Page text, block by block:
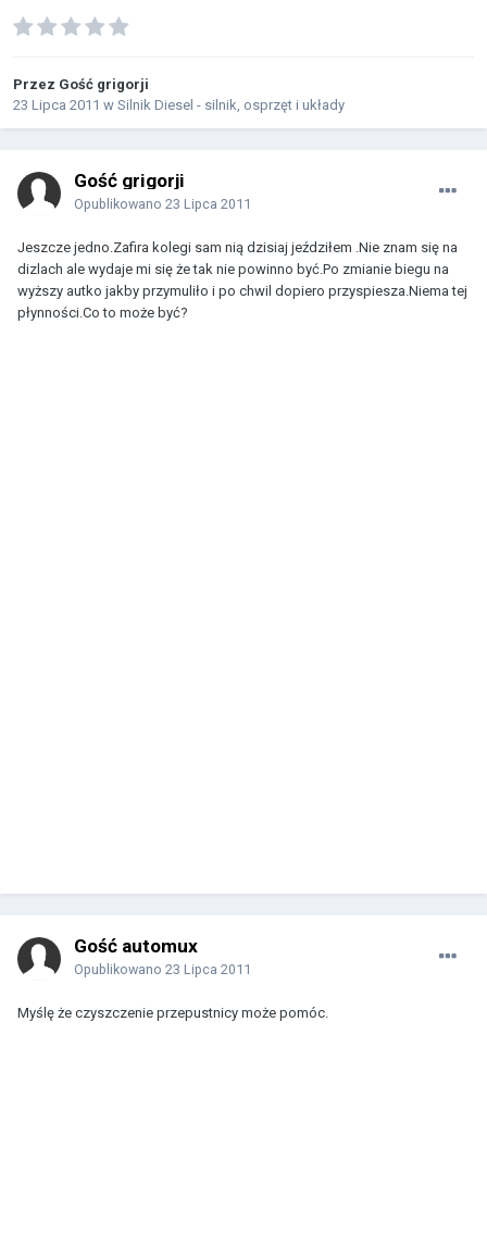
Przez Gość grigorji
23 Lipca 2011 w Silnik Diesel - silnik, osprzęt i układy
Gość grigorji
Opublikowano 23 Lipca 2011
Jeszcze jedno.Zafira kolegi sam nią dzisiaj jeździłem .Nie znam się na
dizlach ale wydaje mi się że tak nie powinno być.Po zmianie biegu na
wyższy autko jakby przymuliło i po chwil dopiero przyspiesza.Niema tej
płynności.Co to może być?
Gość automux
Opublikowano 23 Lipca 2011
Myślę że czyszczenie przepustnicy może pomóc.